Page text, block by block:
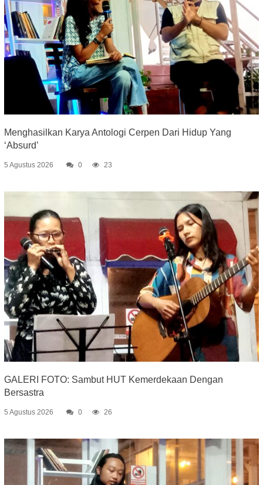
Menghasilkan Karya Antologi Cerpen Dari Hidup Yang
‘Absurd’
5 Agustus 2026 0 23
GALERI FOTO: Sambut HUT Kemerdekaan Dengan
Bersastra
5 Agustus 2026 0 26